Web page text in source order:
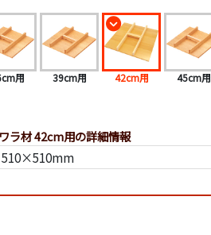
用 39cm用 42cm用 45cm用
ラ材 42cm用の詳細情報
510×510mm